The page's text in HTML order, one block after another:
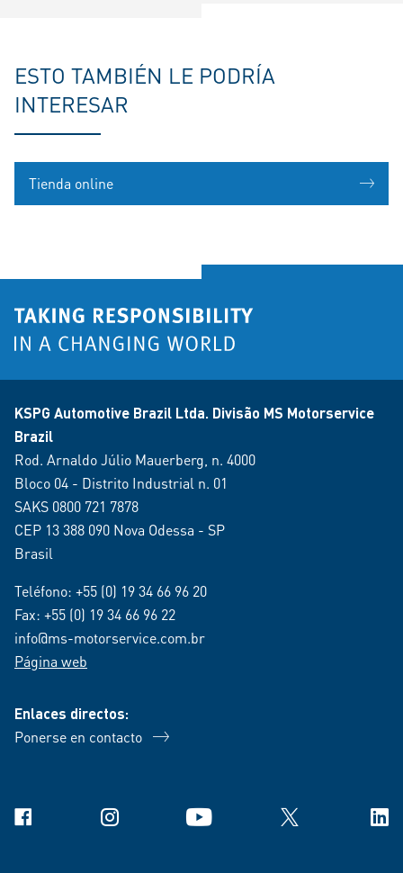
ESTO TAMBIÉN LE PODRÍA
INTERESAR
Tienda online
KSPG Automotive Brazil Ltda. Divisão MS Motorservice
Brazil
Rod. Arnaldo Júlio Mauerberg, n. 4000
Bloco 04 - Distrito Industrial n. 01
SAKS 0800 721 7878
CEP 13 388 090 Nova Odessa - SP
Brasil
Teléfono: +55 (0) 19 34 66 96 20
Fax: +55 (0) 19 34 66 96 22
info@ms-motorservice.com.br
Página web
Enlaces directos:
Ponerse en contacto
Facebook Instagram YouTube X